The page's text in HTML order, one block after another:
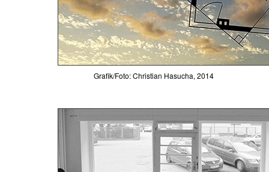
Grafik/Foto: Christian Hasucha, 2014